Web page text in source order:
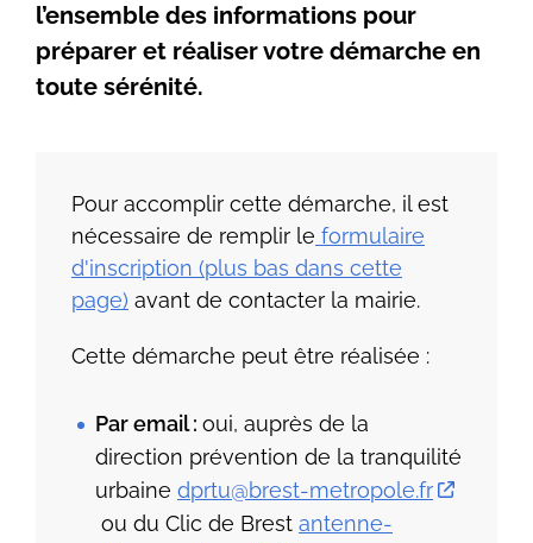
l’ensemble des informations pour
préparer et réaliser votre démarche en
toute sérénité.
Pour accomplir cette démarche, il est
nécessaire de remplir le formulaire
d'inscription (plus bas dans cette
page) avant de contacter la mairie.
Cette démarche peut être réalisée :
Par email : oui, auprès de la
direction prévention de la tranquilité
urbaine dprtu@brest-metropole.fr
ou du Clic de Brest antenne-